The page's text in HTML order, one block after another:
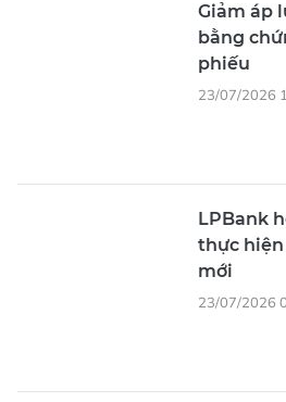
Giảm áp
bằng
phiếu
23/07/2026
LPBank
thực
mới
23/07/2026